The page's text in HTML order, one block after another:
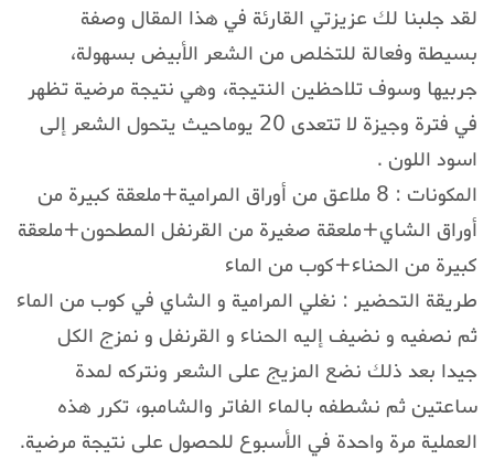
لقد جلبنا لك عزيزتي القارئة في هذا المقال وصفة
بسيطة وفعالة للتخلص من الشعر الأبيض بسهولة،
جربيها وسوف تلاحظين النتيجة، وهي نتيجة مرضية تظهر
في فترة وجيزة لا تتعدى 20 يوماحيث يتحول الشعر إلى
اسود اللون .
المكونات : 8 ملاعق من أوراق المرامية+ملعقة كبيرة من
أوراق الشاي+ملعقة صغيرة من القرنفل المطحون+ملعقة
كبيرة من الحناء+كوب من الماء
طريقة التحضير : نغلي المرامية و الشاي في كوب من الماء
ثم نصفيه و نضيف إليه الحناء و القرنفل و نمزج الكل
جيدا بعد ذلك نضع المزيج على الشعر ونتركه لمدة
ساعتين ثم نشطفه بالماء الفاتر والشامبو، تكرر هذه
العملية مرة واحدة في الأسبوع للحصول على نتيجة مرضية.